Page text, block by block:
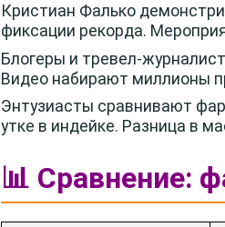
Кристиан Фалько
фиксации рекорда.
Блогеры и тревел-
Видео набирают миллионы
Энтузиасты сравнивают
утке в индейке. Разница в
📊 Сравнение: